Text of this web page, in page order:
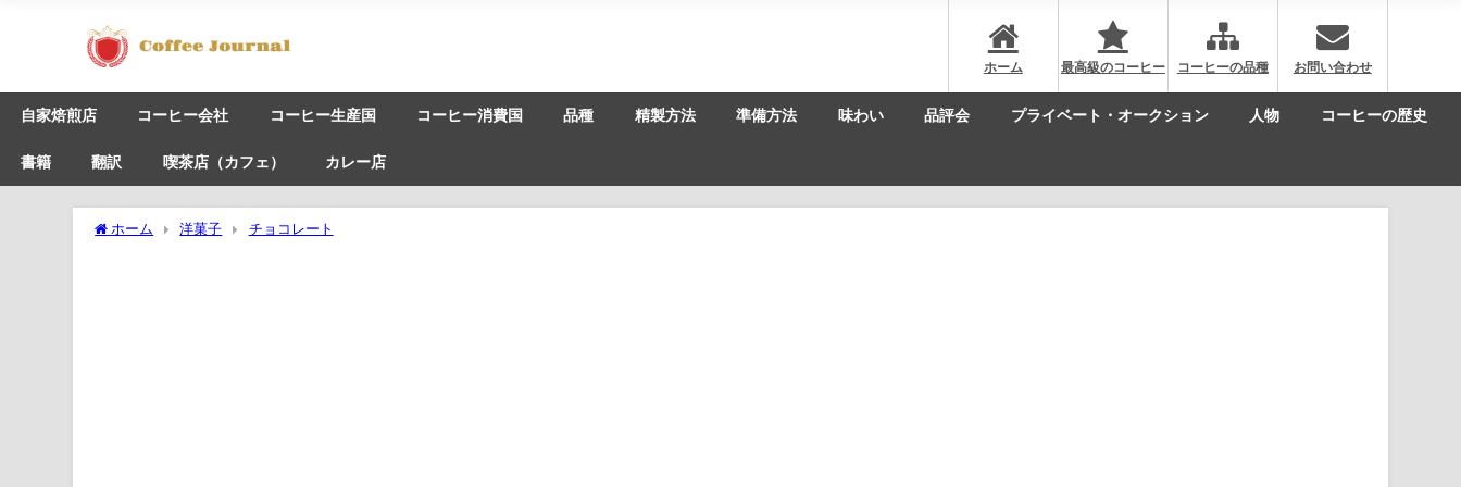
ホーム 最高級のコーヒー コーヒーの品種 お問い合わせ
自家焙煎店 コーヒー会社 コーヒー生産国 コーヒー消費国 品種 精製方法 準備方法 味わい 品評会 プライベート・オークション 人物 コーヒーの歴史
書籍 翻訳 喫茶店（カフェ） カレー店
ホーム 洋菓子 チョコレート